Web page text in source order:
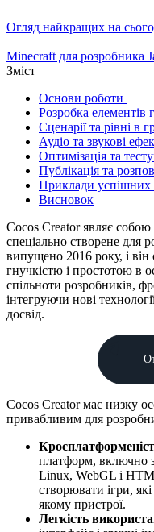
Огляд найкращих на
Minecraft для розробника
Зміст
Основи роботи
Розробка елементів
Сценарії та рівні в
Аудіо та звукові
Оптимізація та
Публікація та
Приклади успішних
Висновок
Cocos Creator являє
спеціально створене для
випущено 2016 року, і
гнучкістю і простотою в
спільноти розробників,
інтегруючи нові
досвід.
Cocos Creator має низку
привабливим для
платформ, включно
Linux, WebGL і
створювати ігри,
якому пристрої.
Легкість